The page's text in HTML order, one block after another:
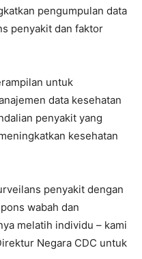
pengumpulan data
penyakit dan faktor
untuk
data kesehatan
penyakit yang
kesehatan
penyakit dengan
wabah dan
melatih individu – kami
Negara CDC untuk